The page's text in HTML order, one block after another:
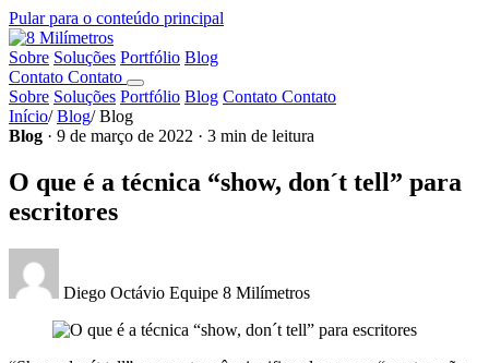
Pular para o conteúdo principal
Sobre Soluções Portfólio Blog
Contato Contato
Sobre Soluções Portfólio Blog Contato Contato
Início/ Blog/ Blog
Blog · 9 de março de 2022 · 3 min de leitura
O que é a técnica “show, don´t tell” para
escritores
Diego Octávio Equipe 8 Milímetros